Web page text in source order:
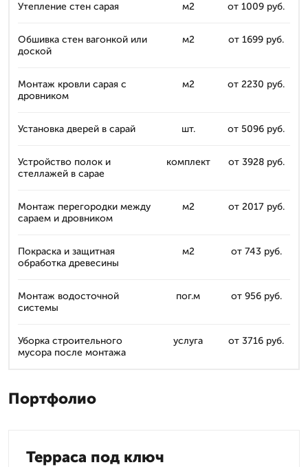
Утепление стен сарая м2 от 1009 руб.
Обшивка стен вагонкой или
доской
м2 от 1699 руб.
Монтаж кровли сарая с
дровником
м2 от 2230 руб.
Установка дверей в сарай шт. от 5096 руб.
Устройство полок и
стеллажей в сарае
комплект от 3928 руб.
Монтаж перегородки между
сараем и дровником
м2 от 2017 руб.
Покраска и защитная
обработка древесины
м2 от 743 руб.
Монтаж водосточной
системы
пог.м от 956 руб.
Уборка строительного
мусора после монтажа
услуга от 3716 руб.
Портфолио
Терраса под ключ